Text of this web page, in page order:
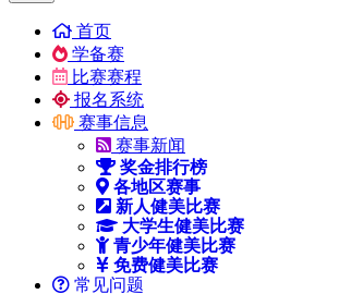
首页
学备赛
比赛赛程
报名系统
赛事信息
赛事新闻
奖金排行榜
各地区赛事
新人健美比赛
大学生健美比赛
青少年健美比赛
免费健美比赛
常见问题